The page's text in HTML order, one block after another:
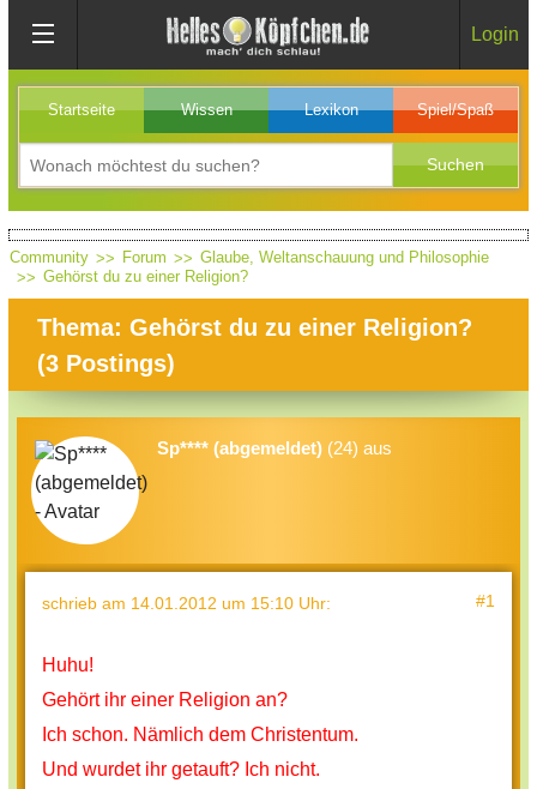
Login
Startseite Wissen Lexikon Spiel/Spaß
Community Forum
Glaube, Weltanschauung und Philosophie
Gehörst du zu einer Religion?
Thema: Gehörst du zu einer Religion?
(3 Postings)
Sp**** (abgemeldet) (24) aus
schrieb am 14.01.2012 um 15:10 Uhr: #1
Huhu!
Gehört ihr einer Religion an?
Ich schon. Nämlich dem Christentum.
Und wurdet ihr getauft? Ich nicht.